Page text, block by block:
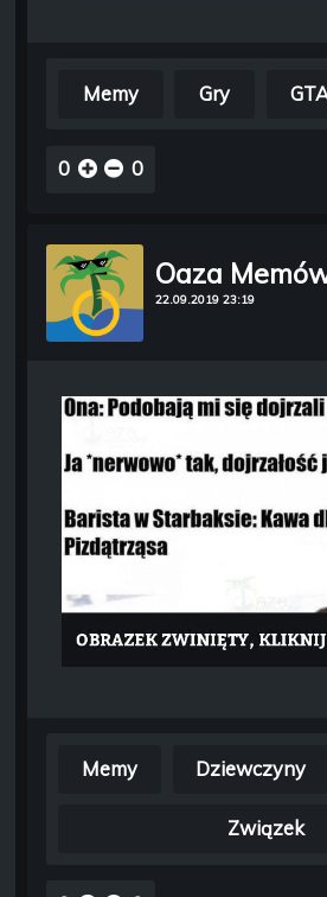
Memy Gry
0 0
Oaza
22.09.2019 23:19
Memy Dziewczyny
Związek